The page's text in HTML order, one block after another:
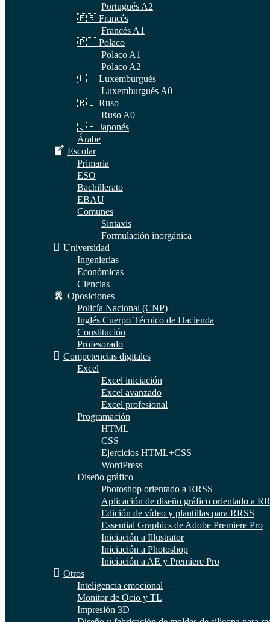
Portugués A2
🇫🇷 Francés
Francés A1
🇵🇱 Polaco
Polaco A1
Polaco A2
🇱🇺 Luxemburgués
Luxemburgués A0
🇷🇺 Ruso
Ruso A0
🇯🇵 Japonés
Árabe
Escolar
Primaria
ESO
Bachillerato
EBAU
Comunes
Sintaxis
Formulación inorgánica
Universidad
Ingenierías
Económicas
Ciencias
Oposiciones
Policía Nacional (CNP)
Inglés Cuerpo Técnico de Hacienda
Constitución
Profesorado
Competencias digitales
Excel
Excel iniciación
Excel avanzado
Excel profesional
Programación
HTML
CSS
Ejercicios HTML+CSS
WordPress
Diseño gráfico
Photoshop orientado a RRSS
Aplicación de diseño gráfico orientado a
Edición de vídeo y plantillas para RRSS
Essential Graphics de Adobe Premiere Pro
Iniciación a Illustrator
Iniciación a Photoshop
Iniciación a AE y Premiere Pro
Otros
Inteligencia emocional
Monitor de Ocio y TL
Impresión 3D